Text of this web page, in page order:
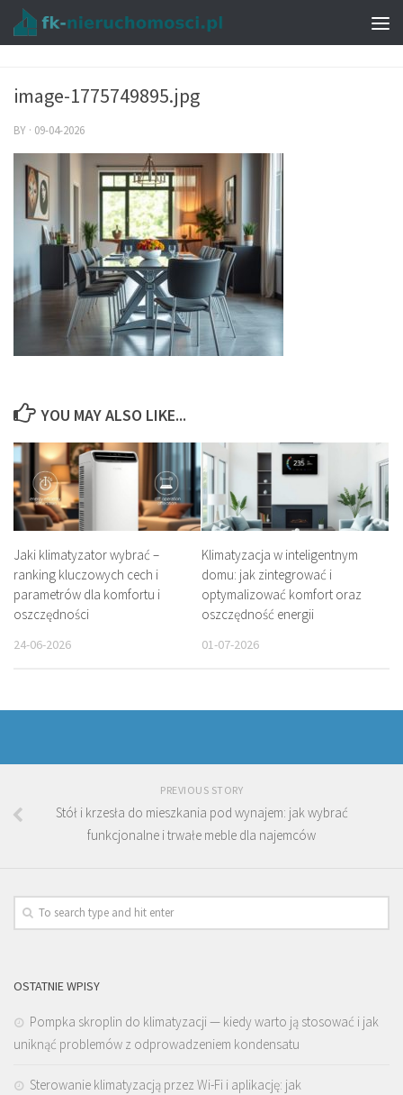
image-1775749895.jpg
BY · 09-04-2026
YOU MAY ALSO LIKE...
Jaki klimatyzator wybrać –
ranking kluczowych cech i
parametrów dla komfortu i
oszczędności
24-06-2026
Klimatyzacja w inteligentnym
domu: jak zintegrować i
optymalizować komfort oraz
oszczędność energii
01-07-2026
PREVIOUS STORY
Stół i krzesła do mieszkania pod wynajem: jak wybrać
funkcjonalne i trwałe meble dla najemców
OSTATNIE WPISY
Pompka skroplin do klimatyzacji — kiedy warto ją stosować i jak
uniknąć problemów z odprowadzeniem kondensatu
Sterowanie klimatyzacją przez Wi-Fi i aplikację: jak